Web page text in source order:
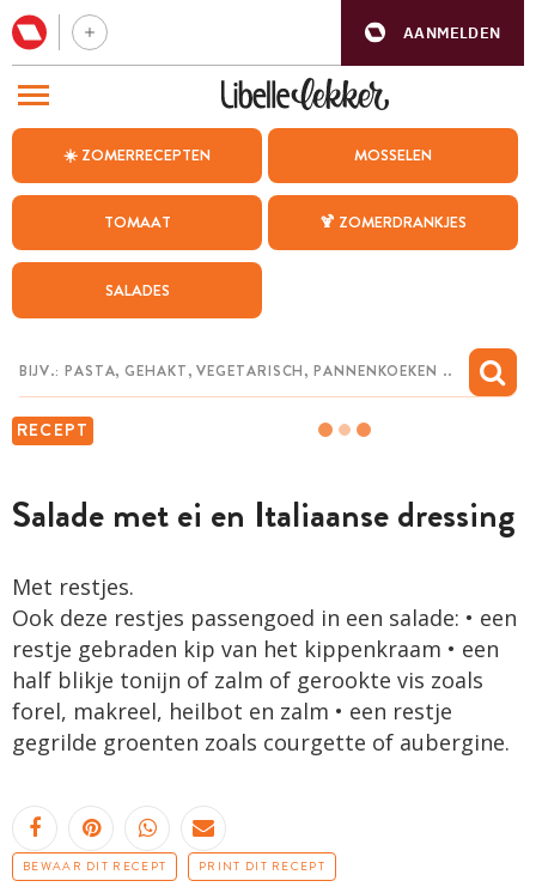
AANMELDEN
☀️ ZOMERRECEPTEN MOSSELEN
TOMAAT 🍹 ZOMERDRANKJES
SALADES
RECEPT
Salade met ei en Italiaanse dressing
Met restjes.
Ook deze restjes passengoed in een salade: • een
restje gebraden kip van het kippenkraam • een
half blikje tonijn of zalm of gerookte vis zoals
forel, makreel, heilbot en zalm • een restje
gegrilde groenten zoals courgette of aubergine.
BEWAAR DIT RECEPT PRINT DIT RECEPT
BEZOEK ONZE ANDERE WEBSITES
WEEKMENU
CHAT MET MAIA
MIJN BEWAARDE RECEPTEN